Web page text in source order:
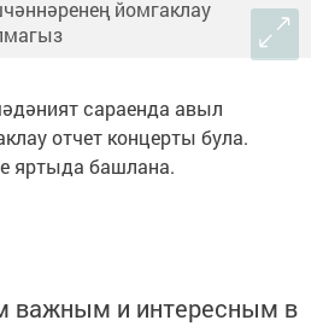
сараенда авыл
отчет концерты була.
яртыда башлана.
важным и интересным в